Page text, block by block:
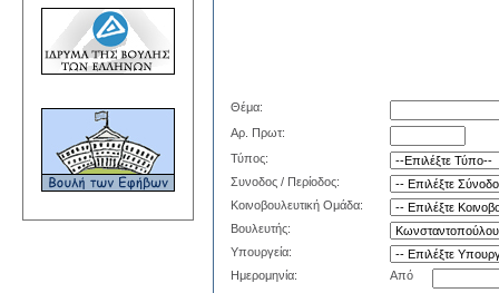
Θέμα:
Αρ. Πρωτ:
Τύπος:
Συνοδος / Περίοδος:
Κοινοβουλευτική Ομάδα:
Βουλευτής:
Υπουργεία:
Ημερομηνία:
Από